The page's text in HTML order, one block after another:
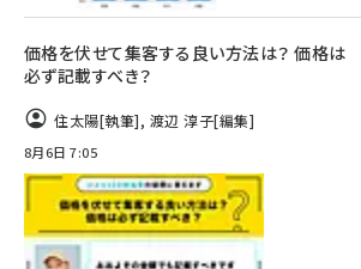
価格を伏せて集客する良い方法は？ 価格は
必ず記載すべき？
住太陽[執筆], 渡辺 淳子[編集]
8月6日 7:05